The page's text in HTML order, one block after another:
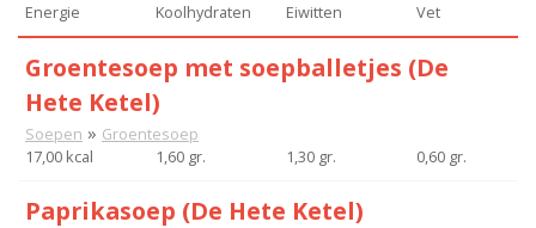
Energie Koolhydraten Eiwitten Vet
Groentesoep met soepballetjes (De
Hete Ketel)
Soepen » Groentesoep
17,00 kcal
1,60 gr. 1,30 gr. 0,60 gr.
Paprikasoep (De Hete Ketel)